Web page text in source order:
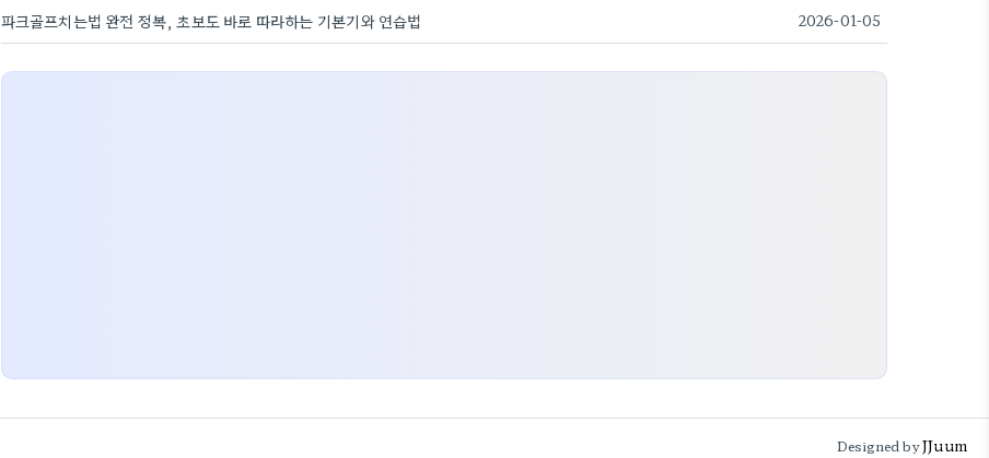
파크골프치는법 완전 정복, 초보도 바로 따라하는 기본기와 연습법 2026-01-05
Designed byJJuum